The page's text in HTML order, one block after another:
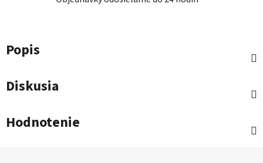
Popis
Diskusia
Hodnotenie